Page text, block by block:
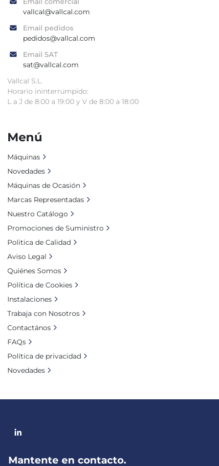
linkedin
Mantente en contacto.
vallcal@vallcal.com
Email pedidos
pedidos@vallcal.com
Email SAT
sat@vallcal.com
Vallcal S.L.
Horario ininterrumpido:
L a J de 8:00 a 19:00 y V de 8:00 a 18:00
Menú
Máquinas
Novedades
Máquinas de Ocasión
Marcas Representadas
Nuestro Catálogo
Promociones de Suministro
Politica de Calidad
Aviso Legal
Quiénes Somos
Política de Cookies
Instalaciones
Trabaja con Nosotros
Contactános
FAQs
Política de privacidad
Novedades